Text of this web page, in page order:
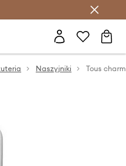
Club >
Naszyjniki Tous